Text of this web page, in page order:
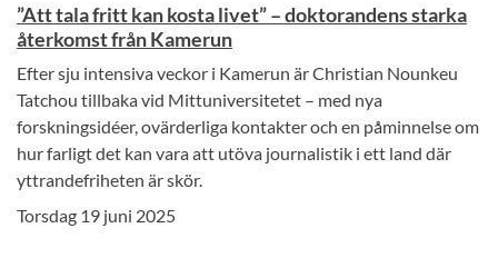
”Att tala fritt kan kosta livet” – doktorandens starka
återkomst från Kamerun
Efter sju intensiva veckor i Kamerun är Christian Nounkeu
Tatchou tillbaka vid Mittuniversitetet – med nya
forskningsidéer, ovärderliga kontakter och en påminnelse om
hur farligt det kan vara att utöva journalistik i ett land där
yttrandefriheten är skör.
Torsdag 19 juni 2025